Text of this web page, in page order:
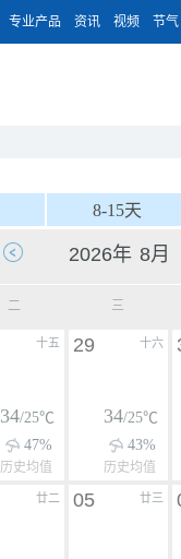
专业产品 资讯 视频 节气
8-15天
二 三
十五
34/25℃
47%
历史均值
十六
29
34/25℃
43%
历史均值
廿二 廿三
05